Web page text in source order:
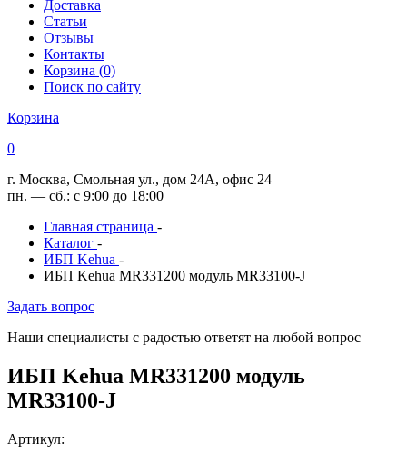
Доставка
Статьи
Отзывы
Контакты
Корзина (0)
Поиск по сайту
Корзина
0
г. Москва, Смольная ул., дом 24А, офис 24
пн. — сб.: с 9:00 до 18:00
Главная страница -
Каталог -
ИБП Kehua -
ИБП Kehua MR331200 модуль MR33100-J
Задать вопрос
Наши специалисты с радостью ответят на любой вопрос
ИБП Kehua MR331200 модуль
MR33100-J
Артикул: